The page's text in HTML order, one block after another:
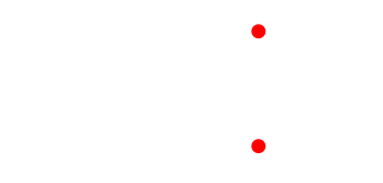
●
●